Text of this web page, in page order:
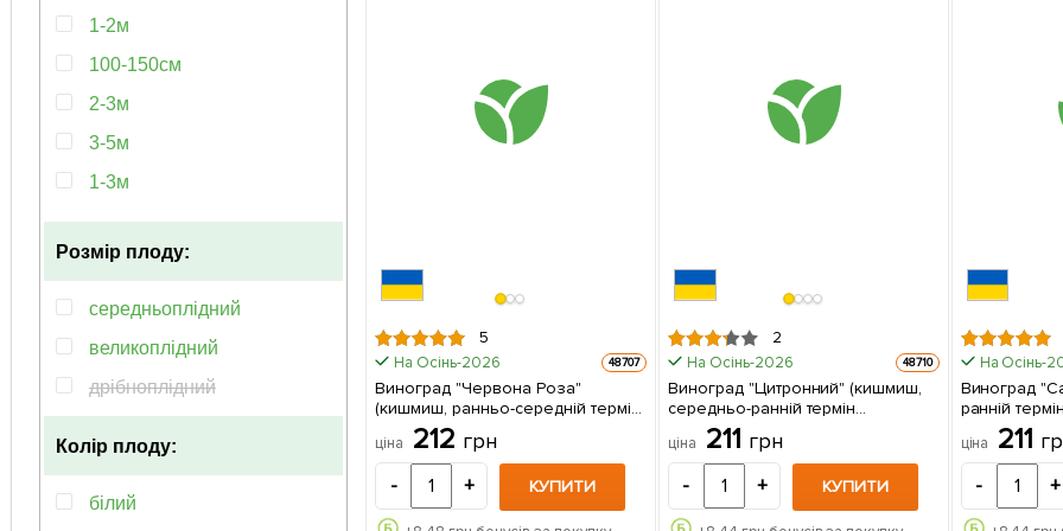
1-2м
100-150см
2-3м
3-5м
1-3м
100-120см
Розмір плоду:
середньоплідний
великоплідний
дрібноплідний
Колір плоду:
білий
5
На Осінь-2026 48707
Виноград "Червона Роза"
(кишмиш, ранньо-середній термін
дозрівання, має тривалий термін
зберігання ягід) 1 саджанець в
упаковці
ціна 212 грн
- + КУПИТИ
2
На Осінь-2026 48710
Виноград "Цитронний" (кишмиш,
середньо-ранній термін
дозрівання, маса грона 600-
800гр) 1 саджанець в упаковці
ціна 211 грн
- + КУПИТИ
На Осінь-
Виноград
ранній
саджанець в
ціна 211
- +